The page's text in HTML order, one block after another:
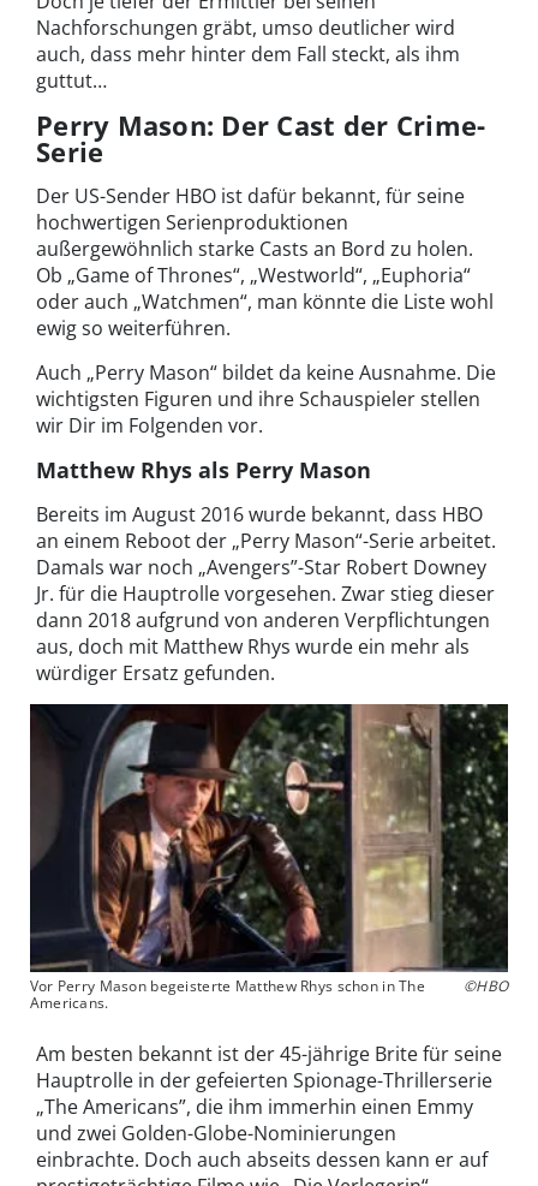
Nachforschungen gräbt, umso deutlicher wird
auch, dass mehr hinter dem Fall steckt, als ihm
guttut…
Perry Mason: Der Cast der Crime-
Serie
Der US-Sender HBO ist dafür bekannt, für seine
hochwertigen Serienproduktionen
außergewöhnlich starke Casts an Bord zu holen.
Ob „Game of Thrones“, „Westworld“, „Euphoria“
oder auch „Watchmen“, man könnte die Liste wohl
ewig so weiterführen.
Auch „Perry Mason“ bildet da keine Ausnahme. Die
wichtigsten Figuren und ihre Schauspieler stellen
wir Dir im Folgenden vor.
Matthew Rhys als Perry Mason
Bereits im August 2016 wurde bekannt, dass HBO
an einem Reboot der „Perry Mason“-Serie arbeitet.
Damals war noch „Avengers”-Star Robert Downey
Jr. für die Hauptrolle vorgesehen. Zwar stieg dieser
dann 2018 aufgrund von anderen Verpflichtungen
aus, doch mit Matthew Rhys wurde ein mehr als
würdiger Ersatz gefunden.
Vor Perry Mason begeisterte Matthew Rhys schon in The
Americans.
©HBO
Am besten bekannt ist der 45-jährige Brite für seine
Hauptrolle in der gefeierten Spionage-Thrillerserie
„The Americans”, die ihm immerhin einen Emmy
und zwei Golden-Globe-Nominierungen
einbrachte. Doch auch abseits dessen kann er auf